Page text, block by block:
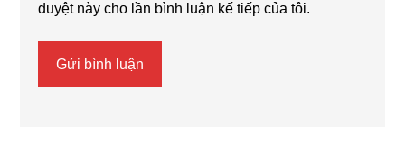
duyệt này cho lần bình luận kế tiếp của tôi.